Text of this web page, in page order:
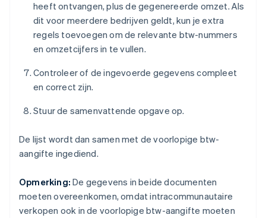
heeft ontvangen, plus de gegenereerde omzet. Als
dit voor meerdere bedrijven geldt, kun je extra
regels toevoegen om de relevante btw-nummers
en omzetcijfers in te vullen.
Controleer of de ingevoerde gegevens compleet
en correct zijn.
Stuur de samenvattende opgave op.
De lijst wordt dan samen met de voorlopige btw-
aangifte ingediend.
Opmerking: De gegevens in beide documenten
moeten overeenkomen, omdat intracommunautaire
verkopen ook in de voorlopige btw-aangifte moeten